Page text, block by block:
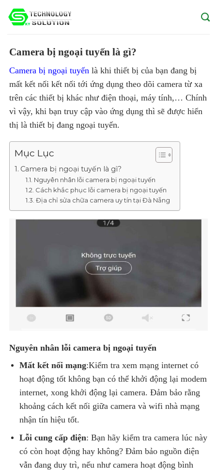
Camera bị ngoại tuyến là gì?
Camera bị ngoại tuyến là khi thiết bị của bạn đang bị
mất kết nối kết nối tới ứng dụng theo dõi camera từ xa
trên các thiết bị khác như điện thoại, máy tính,… Chính
vì vậy, khi bạn truy cập vào ứng dụng thì sẽ được hiển
thị là thiết bị đang ngoại tuyến.
Mục Lục
Camera bị ngoại tuyến là gì?
Nguyên nhân lỗi camera bị ngoại tuyến
Cách khắc phục lỗi camera bị ngoại tuyến
Địa chỉ sửa chữa camera uy tín tại Đà Nẵng
Nguyên nhân lỗi camera bị ngoại tuyến
Mất kết nối mạng:Kiểm tra xem mạng internet có
hoạt động tốt không bạn có thể khởi động lại modem
internet, xong khởi động lại camera. Đảm bảo rằng
khoảng cách kết nối giữa camera và wifi nhà mạng
nhận tín hiệu tốt.
Lỗi cung cấp điện: Bạn hãy kiểm tra camera lúc này
có còn hoạt động hay không? Đảm bảo nguồn điện
vẫn đang duy trì, nếu như camera hoạt động bình